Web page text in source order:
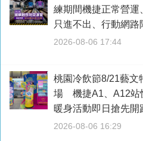
練期間機捷正常營運
只進不出、行動網路
2026-08-06 17:44
桃園冷飲節8/21藝文
場 機捷A1、A12站
暖身活動即日搶先開
2026-08-06 16:29